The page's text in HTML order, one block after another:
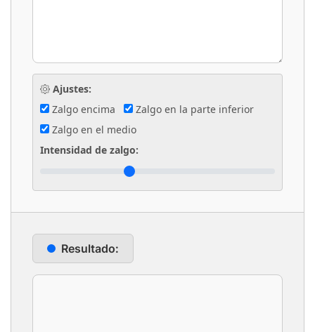
Ajustes:
Zalgo encima
Zalgo en la parte inferior
Zalgo en el medio
Intensidad de zalgo:
Resultado: